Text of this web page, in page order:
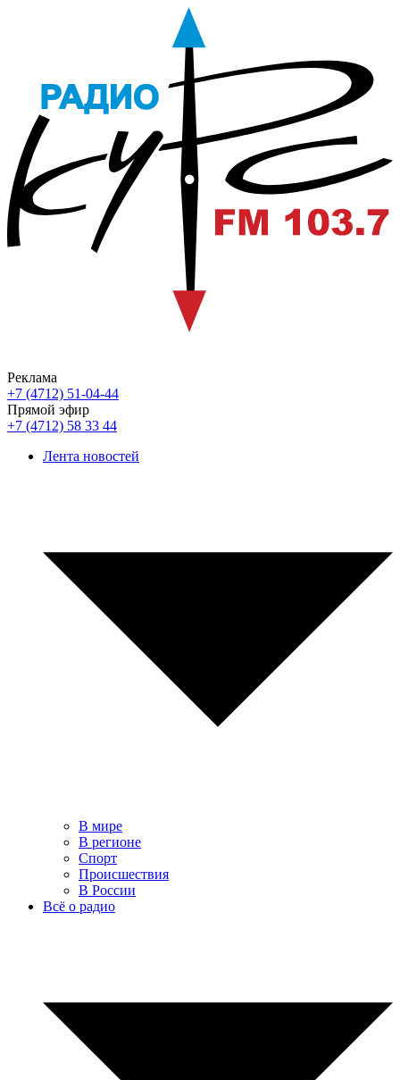
Реклама
+7 (4712) 51-04-44
Прямой эфир
+7 (4712) 58 33 44
Лента новостей
В мире
В регионе
Спорт
Происшествия
В России
Всё о радио